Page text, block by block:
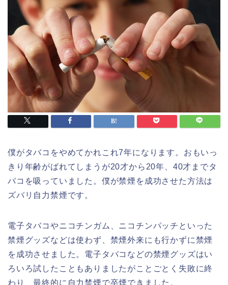
僕がタバコをやめてかれこれ7年になります。おもいっ
きり年齢がばれてしまうが20才から20年、40才までタ
バコを吸っていました。僕が禁煙を成功させた方法は
ズバリ自力禁煙です。
電子タバコやニコチンガム、ニコチンパッチといった
禁煙グッズなどは使わず、禁煙外来にも行かずに禁煙
を成功させました。電子タバコなどの禁煙グッズはい
ろいろ試したこともありましたがことごとく失敗に終
わり、最終的に自力禁煙で卒煙できました。